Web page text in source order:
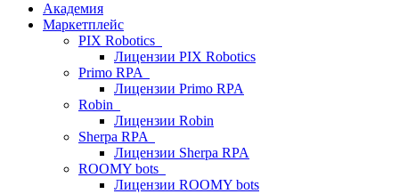
Академия
Маркетплейс
PIX Robotics
Лицензии PIX Robotics
Primo RPA
Лицензии Primo RPA
Robin
Лицензии Robin
Sherpa RPA
Лицензии Sherpa RPA
ROOMY bots
Лицензии ROOMY bots